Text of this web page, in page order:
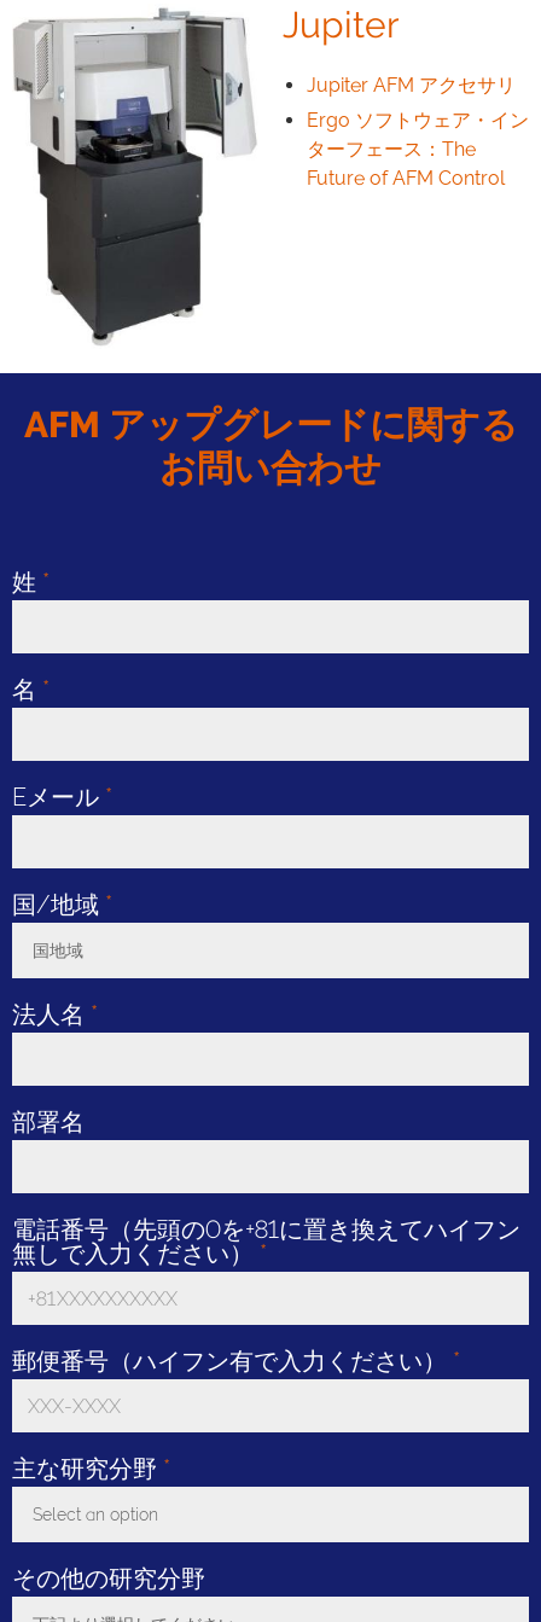
Jupiter
Jupiter AFM アクセサリ
Ergo ソフトウェア・イン
ターフェース：The
Future of AFM Control
AFM アップグレードに関する
お問い合わせ
姓 *
名 *
Eメール *
国/地域 *
国地域
Toggle Dropdown
法人名 *
部署名
電話番号（先頭の0を+81に置き換えてハイフン
無しで入力ください） *
郵便番号（ハイフン有で入力ください） *
主な研究分野 *
Select an option
Toggle Dropdown
その他の研究分野